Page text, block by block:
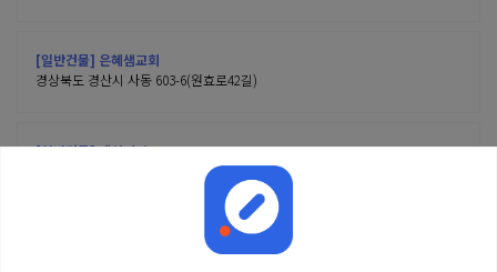
[일반건물] 은혜샘교회
경상북도 경산시 사동 603-6(원효로42길)
[일반건물] 대신기업
경상북도 경산시 사동 605-2(원효로42길)